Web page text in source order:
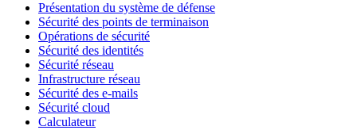
Présentation du système de défense
Sécurité des points de terminaison
Opérations de sécurité
Sécurité des identités
Sécurité réseau
Infrastructure réseau
Sécurité des e-mails
Sécurité cloud
Calculateur